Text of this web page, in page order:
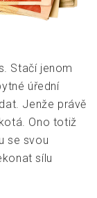
Stačí jenom
úřední
Jenže právě
Ono totiž
se svou
sílu